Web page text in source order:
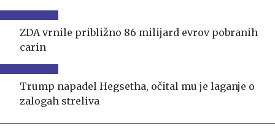
ZDA vrnile približno 86 milijard evrov pobranih
carin
Trump napadel Hegsetha, očital mu je laganje o
zalogah streliva